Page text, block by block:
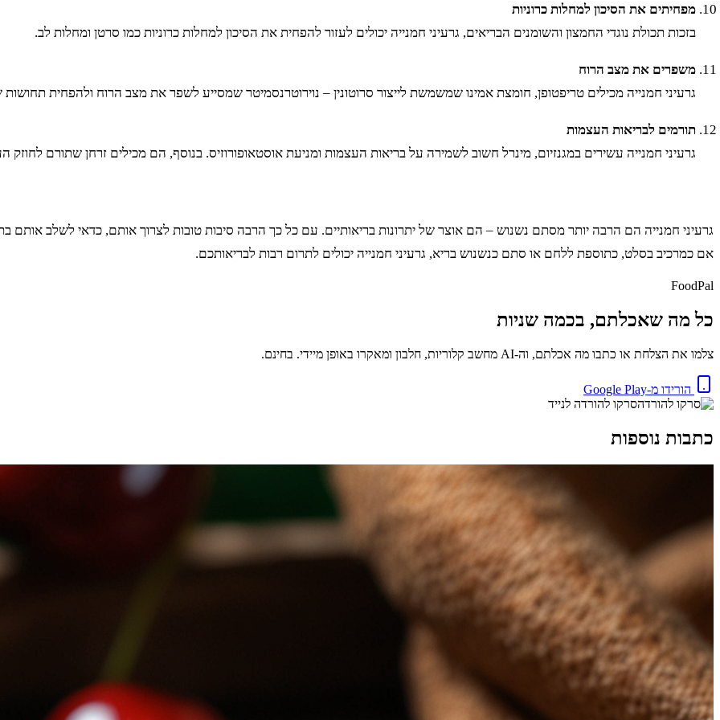
מפחיתים את הסיכון למחלות כרוניות
בזכות תכולת נוגדי החמצון והשומנים הבריאים, גרעיני חמנייה יכולים לעזור להפחית את הסיכון למחלות כרוניות כמו סרטן ומחלות לב.
משפרים את מצב הרוח
גרעיני חמנייה מכילים טריפטופן, חומצת אמינו שמשמשת לייצור סרוטונין – נוירוטרנסמיטר שמסייע לשפר את מצב הרוח ולהפחית
תורמים לבריאות העצמות
גרעיני חמנייה עשירים במגנזיום, מינרל חשוב לשמירה על בריאות העצמות ומניעת אוסטאופורוזיס. בנוסף, הם מכילים זרחן שתורם לחוזק
גרעיני חמנייה הם הרבה יותר מסתם נשנוש – הם אוצר של יתרונות בריאותיים. עם כל כך הרבה סיבות טובות לצרוך אותם, כדאי לשלב אותם
אם כמרכיב בסלט, כתוספת ללחם או סתם כנשנוש בריא, גרעיני חמנייה יכולים לתרום רבות לבריאותכם.
FoodPal
כל מה שאכלתם, בכמה שניות
צלמו את הצלחת או כתבו מה אכלתם, וה-AI מחשב קלוריות, חלבון ומאקרו באופן מיידי. בחינם.
הורידו מ-Google Play
סרקו להורדה לנייד
כתבות נוספות